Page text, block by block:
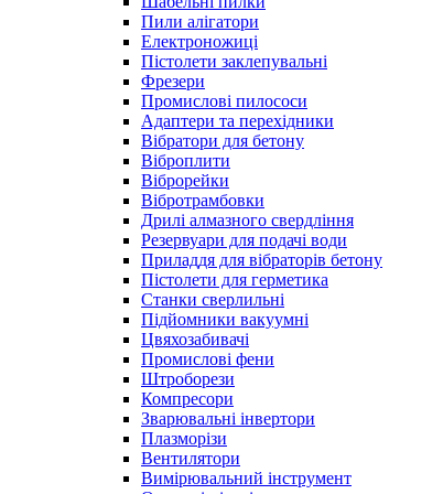
Пили алігатори
Електроножиці
Пістолети заклепувальні
Фрезери
Промислові пилососи
Адаптери та перехідники
Вібратори для бетону
Віброплити
Віброрейки
Вібротрамбовки
Дрилі алмазного свердління
Резервуари для подачі води
Приладдя для вібраторів бетону
Пістолети для герметика
Станки сверлильні
Підйомники вакуумні
Цвяхозабивачі
Промислові фени
Штроборези
Компресори
Зварювальні інвертори
Плазморізи
Вентилятори
Вимірювальний інструмент